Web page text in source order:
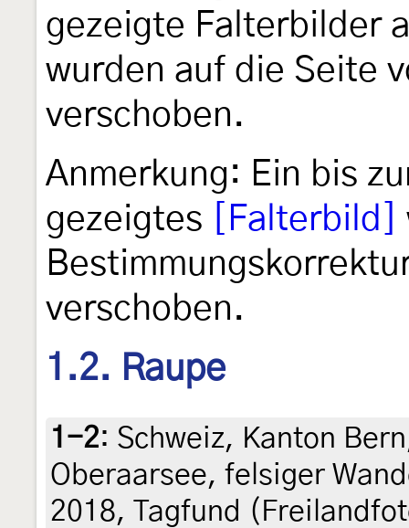
gezeigte Falterbilder
wurden auf die Seite
verschoben.
Anmerkung: Ein bis
gezeigtes
[Falterbild]
verschoben.
1.2. Raupe
1-2: Schweiz, Kanton
Oberaarsee, felsiger
2018, Tagfund